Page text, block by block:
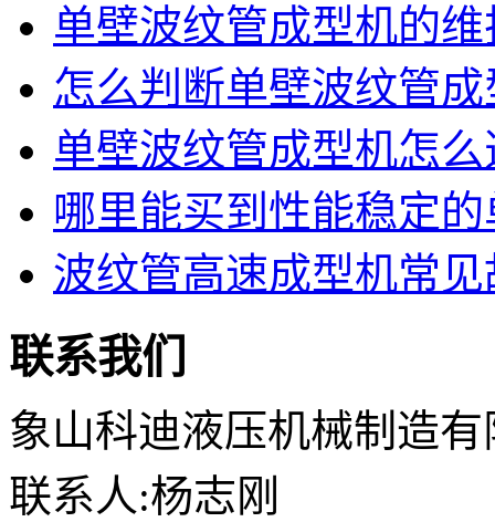
单壁波纹管成型机的
怎么判断单壁波纹管
单壁波纹管成型机怎
哪里能买到性能稳定
波纹管高速成型机常见
联系我们
象山科迪液压机械制造有
联系人:杨志刚